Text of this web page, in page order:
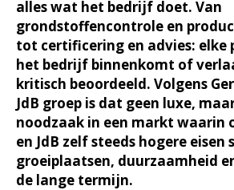
alles wat het bedrijf doet. Van
grondstoffencontrole en
tot certificering en advies: elke
het bedrijf binnenkomt of
kritisch beoordeeld. Volgens
JdB groep is dat geen luxe,
noodzaak in een markt waarin
en JdB zelf steeds hogere eisen
groeiplaatsen, duurzaamheid
de lange termijn.